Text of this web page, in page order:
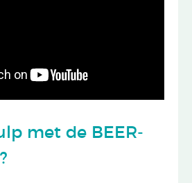
met de BEER-